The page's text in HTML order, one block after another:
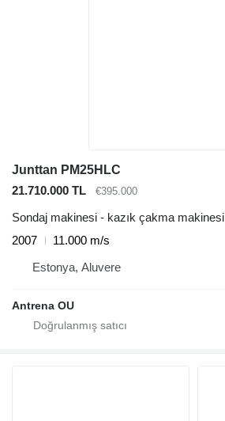
Junttan PM25HLC
21.710.000 TL
€395.000
Sondaj makinesi - kazık çakma makinesi
2007
11.000 m/s
Estonya, Aluvere
Antrena OU